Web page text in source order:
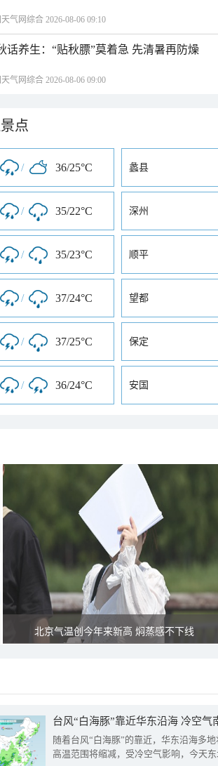
气网综合 2026-08-06 09:10
话养生：“贴秋膘”莫着急 先清暑再防燥
气网综合 2026-08-06 09:00
点
/ 36/25°C 蠡县
/ 35/22°C 深州
/ 35/23°C 顺平
/ 37/24°C 望都
/ 37/25°C 保定
/ 36/24°C 安国
北京气温创今年来新高 焖蒸感不下线
台风“白海豚”靠近华东沿海 冷空气
随着台风“白海豚”的靠近，华东沿海多
高温范围将缩减，受冷空气影响，今天东